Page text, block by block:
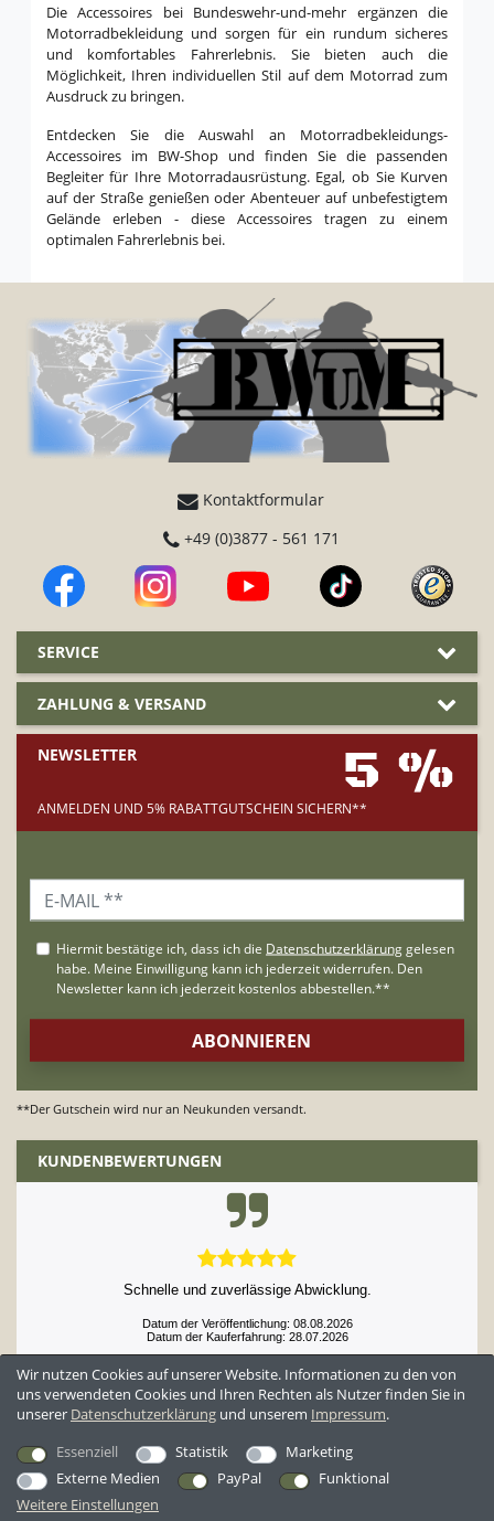
Die Accessoires bei Bundeswehr-und-mehr ergänzen die
Motorradbekleidung und sorgen für ein rundum sicheres
und komfortables Fahrerlebnis. Sie bieten auch die
Möglichkeit, Ihren individuellen Stil auf dem Motorrad zum
Ausdruck zu bringen.
Entdecken Sie die Auswahl an Motorradbekleidungs-
Accessoires im BW-Shop und finden Sie die passenden
Begleiter für Ihre Motorradausrüstung. Egal, ob Sie Kurven
auf der Straße genießen oder Abenteuer auf unbefestigtem
Gelände erleben - diese Accessoires tragen zu einem
optimalen Fahrerlebnis bei.
Kontaktformular
+49 (0)3877 - 561 171
SERVICE
ZAHLUNG & VERSAND
NEWSLETTER 5 %
ANMELDEN UND 5% RABATTGUTSCHEIN SICHERN**
**Der Gutschein wird nur an Neukunden versandt.
KUNDENBEWERTUNGEN
Schnelle und zuverlässige Abwicklung.
Datum der Veröffentlichung: 08.08.2026
Datum der Kauferfahrung: 28.07.2026
Wir nutzen Cookies auf unserer Website. Informationen zu den von
uns verwendeten Cookies und Ihren Rechten als Nutzer finden Sie in
unserer Daten­schutz­erklärung und unserem Impressum.
Essenziell
Statistik
Marketing
Externe Medien
PayPal
Funktional
Weitere Einstellungen